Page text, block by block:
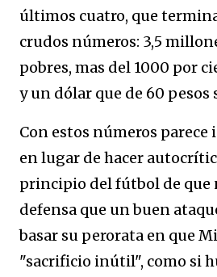
últimos cuatro, que
crudos números: 3,5
pobres, mas del 1000 por
y un dólar que de 60 pesos
Con estos números parece
en lugar de hacer
principio del fútbol de que
defensa que un buen
basar su perorata en que
"sacrificio inútil", como si